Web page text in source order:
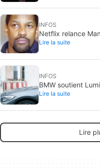
INFOS
Netflix relance
Washington renaît
Lire la suite
INFOS
BMW soutient
produire plus
Lire la suite
Lire